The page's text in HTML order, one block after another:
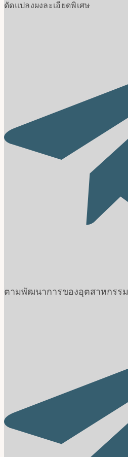
ดัดแปลงผงละเอียดพิเศษ
ตามพัฒนาการของอุตสาหกรรม